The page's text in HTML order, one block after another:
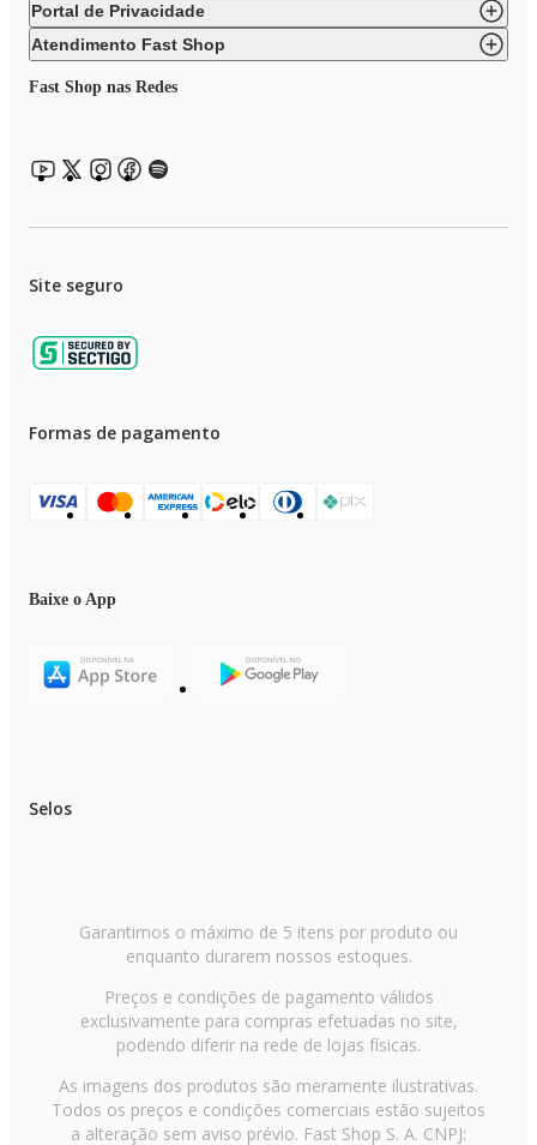
Portal de Privacidade
Atendimento Fast Shop
Fast Shop nas Redes
Site seguro
Formas de pagamento
Baixe o App
Selos
Garantimos o máximo de 5 itens por produto ou
enquanto durarem nossos estoques.
Preços e condições de pagamento válidos
exclusivamente para compras efetuadas no site,
podendo diferir na rede de lojas físicas.
As imagens dos produtos são meramente ilustrativas.
Todos os preços e condições comerciais estão sujeitos
a alteração sem aviso prévio. Fast Shop S. A. CNPJ: